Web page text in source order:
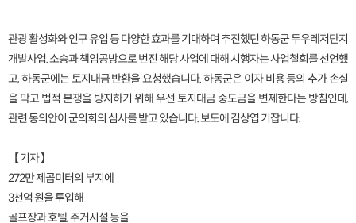
관광 활성화와 인구 유입 등 다양한 효과를 기대하며 추진했던 하동군 두우레저단지
개발사업. 소송과 책임공방으로 번진 해당 사업에 대해 시행자는 사업철회를 선언했
고, 하동군에는 토지대금 반환을 요청했습니다. 하동군은 이자 비용 등의 추가 손실
을 막고 법적 분쟁을 방지하기 위해 우선 토지대금 중도금을 변제한다는 방침인데,
관련 동의안이 군의회의 심사를 받고 있습니다. 보도에 김상엽 기잡니다.
【 기자 】
272만 제곱미터의 부지에
3천억 원을 투입해
골프장과 호텔, 주거시설 등을